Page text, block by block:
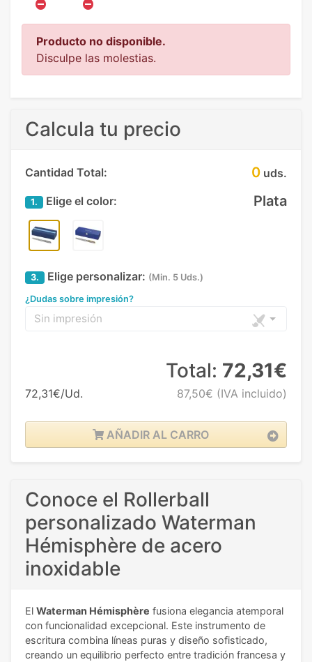
Producto no disponible.
Disculpe las molestias.
Calcula tu precio
Cantidad Total: 0 uds.
1. Elige el color: Plata
3. Elige personalizar: (Min. 5 Uds.)
¿Dudas sobre impresión?
Sin impresión
72,31€/Ud.
Total: 72,31€
87,50€ (IVA incluido)
AÑADIR AL CARRO
Conoce el Rollerball
personalizado Waterman
Hémisphère de acero
inoxidable
El Waterman Hémisphère fusiona elegancia atemporal
con funcionalidad excepcional. Este instrumento de
escritura combina líneas puras y diseño sofisticado,
creando un equilibrio perfecto entre tradición francesa y